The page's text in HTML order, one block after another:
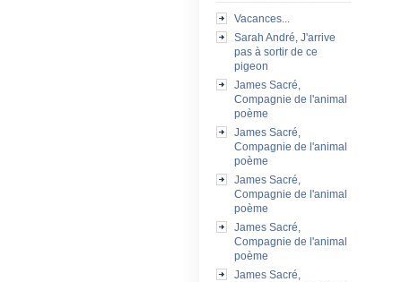
Vacances...
Sarah André, J'arrive
pas à sortir de ce
pigeon
James Sacré,
Compagnie de l'animal
poème
James Sacré,
Compagnie de l'animal
poème
James Sacré,
Compagnie de l'animal
poème
James Sacré,
Compagnie de l'animal
poème
James Sacré,